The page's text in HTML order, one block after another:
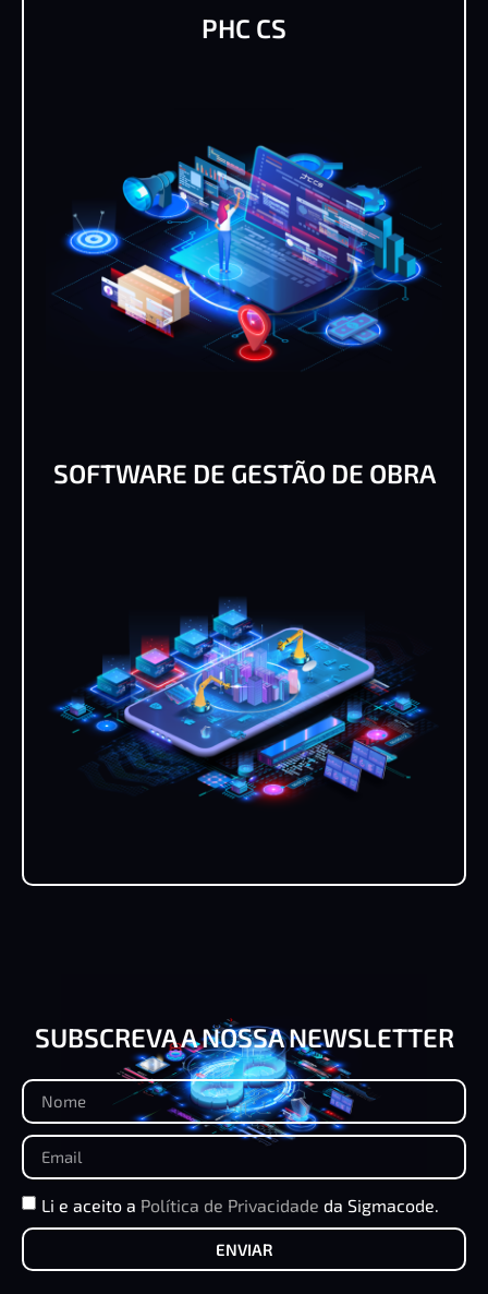
PHC CS
SOFTWARE DE GESTÃO DE OBRA
SUBSCREVA A NOSSA NEWSLETTER
Li e aceito a Política de Privacidade da Sigmacode.
ENVIAR